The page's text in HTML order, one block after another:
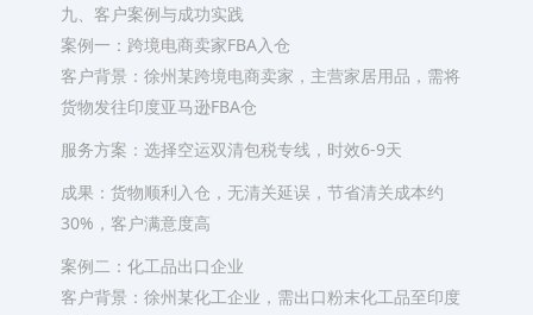
九、客户案例与成功实践
案例一：跨境电商卖家FBA入仓
客户背景：徐州某跨境电商卖家，主营家居用品，需将
货物发往印度亚马逊FBA仓
服务方案：选择空运双清包税专线，时效6-9天
成果：货物顺利入仓，无清关延误，节省清关成本约
30%，客户满意度高
案例二：化工品出口企业
客户背景：徐州某化工企业，需出口粉末化工品至印度